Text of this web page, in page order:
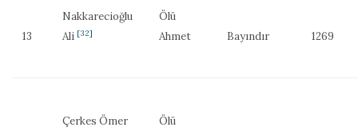
13
Nakkarecioğlu
Ali [32]
Ölü
Ahmet
Bayındır 1269
Çerkes Ömer
Ölü